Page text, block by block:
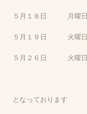
５月１８日 月曜日
５月１９日 火曜日
５月２６日 火曜日
となっております